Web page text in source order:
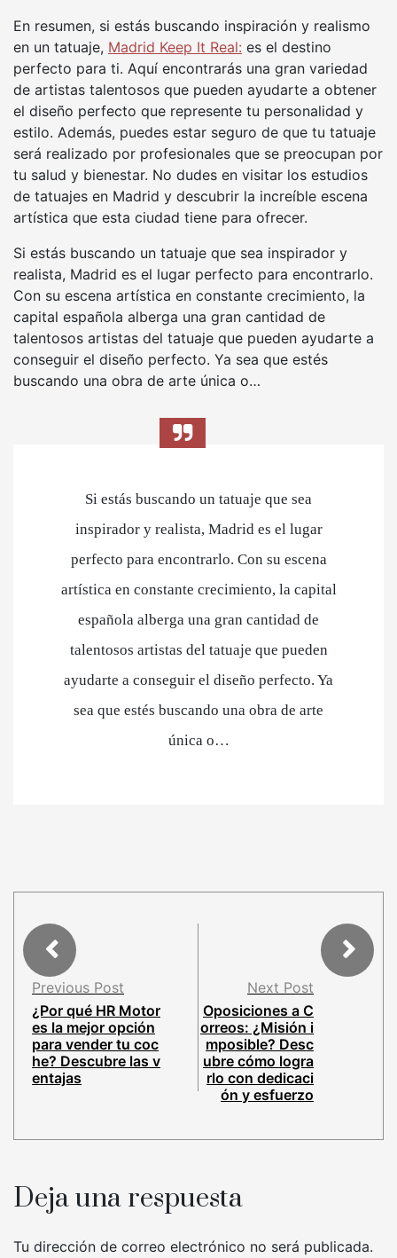
En resumen, si estás buscando inspiración y realismo
en un tatuaje, Madrid Keep It Real: es el destino
perfecto para ti. Aquí encontrarás una gran variedad
de artistas talentosos que pueden ayudarte a obtener
el diseño perfecto que represente tu personalidad y
estilo. Además, puedes estar seguro de que tu tatuaje
será realizado por profesionales que se preocupan por
tu salud y bienestar. No dudes en visitar los estudios
de tatuajes en Madrid y descubrir la increíble escena
artística que esta ciudad tiene para ofrecer.
Si estás buscando un tatuaje que sea inspirador y
realista, Madrid es el lugar perfecto para encontrarlo.
Con su escena artística en constante crecimiento, la
capital española alberga una gran cantidad de
talentosos artistas del tatuaje que pueden ayudarte a
conseguir el diseño perfecto. Ya sea que estés
buscando una obra de arte única o…
Si estás buscando un tatuaje que sea
inspirador y realista, Madrid es el lugar
perfecto para encontrarlo. Con su escena
artística en constante crecimiento, la capital
española alberga una gran cantidad de
talentosos artistas del tatuaje que pueden
ayudarte a conseguir el diseño perfecto. Ya
sea que estés buscando una obra de arte
única o…
Previous Post
¿Por qué HR Motor
es la mejor opción
para vender tu coc
he? Descubre las v
entajas
Next Post
Oposiciones a C
orreos: ¿Misión i
mposible? Desc
ubre cómo logra
rlo con dedicaci
ón y esfuerzo
Deja una respuesta
Tu dirección de correo electrónico no será publicada.